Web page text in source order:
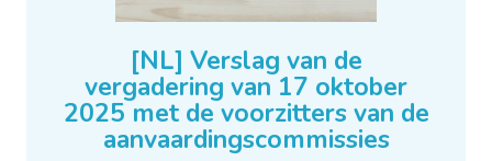
[NL] Verslag van de
vergadering van 17 oktober
2025 met de voorzitters van de
aanvaardingscommissies